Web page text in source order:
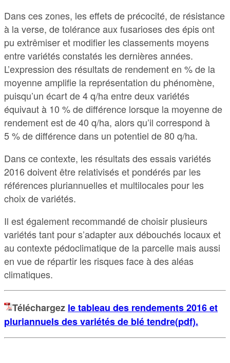
Dans ces zones, les effets de précocité, de résistance
à la verse, de tolérance aux fusarioses des épis ont
pu extrêmiser et modifier les classements moyens
entre variétés constatés les dernières années.
L’expression des résultats de rendement en % de la
moyenne amplifie la représentation du phénomène,
puisqu’un écart de 4 q/ha entre deux variétés
équivaut à 10 % de différence lorsque la moyenne de
rendement est de 40 q/ha, alors qu’il correspond à
5 % de différence dans un potentiel de 80 q/ha.
Dans ce contexte, les résultats des essais variétés
2016 doivent être relativisés et pondérés par les
références pluriannuelles et multilocales pour les
choix de variétés.
Il est également recommandé de choisir plusieurs
variétés tant pour s’adapter aux débouchés locaux et
au contexte pédoclimatique de la parcelle mais aussi
en vue de répartir les risques face à des aléas
climatiques.
Téléchargez le tableau des rendements 2016 et
pluriannuels des variétés de blé tendre(pdf).